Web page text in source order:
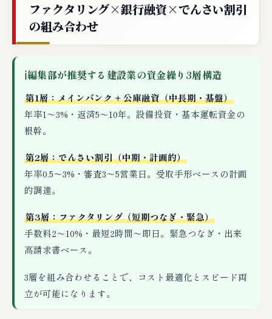
ファクタリング×銀行融資×でんさい割引
の組み合わせ
ℹ編集部が推奨する建設業の資金繰り3層構造
第1層：メインバンク + 公庫融資（中長期・基盤）
年率1〜3%・返済5〜10年。設備投資・基本運転資金の
根幹。
第2層：でんさい割引（中期・計画的）
年率0.5〜3%・審査3〜5営業日。受取手形ベースの計画
的調達。
第3層：ファクタリング（短期つなぎ・緊急）
手数料2〜10%・最短2時間〜即日。緊急つなぎ・出来
高請求書ベース。
3層を組み合わせることで、コスト最適化とスピード両
立が可能になります。